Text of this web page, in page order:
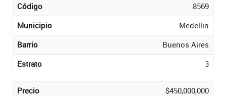
Código
8569
Municipio
Medellin
Barrio
Buenos Aires
Estrato
3
Precio
$450,000,000